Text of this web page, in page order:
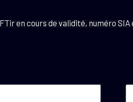
en cours de validité, numéro